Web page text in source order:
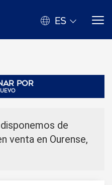
ES
por
de
venta en Ourense,